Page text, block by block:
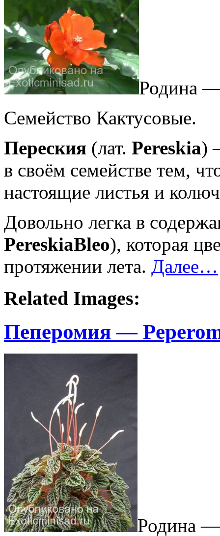
Родина
Семейство Кактусовые.
Переския (лат. Pereskia)
в своём семействе тем,
настоящие листья и
Довольно легка в
PereskiaBleo), которая
протяжении лета. Далее…
Related Images:
Пеперомия —
Родина